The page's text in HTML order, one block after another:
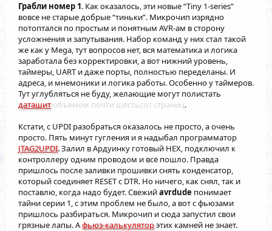
Грабли номер 1. Как оказалось, эти новые “Tiny 1-series”
вовсе не старые добрые “тиньки”. Микрочип изрядно
потоптался по простым и понятным AVR-ам в сторону
усложнения и запутывания. Набор команд у них стал такой
же как у Mega, тут вопросов нет, вся математика и логика
заработала без корректировки, а вот нижний уровень,
таймеры, UART и даже порты, полностью переделаны. И
адреса, и мнемоники и логика работы. Особенно у таймеров.
Тут углубляться не буду, желающие могут полистать
даташитобъёмом почти шестьсот страниц.
Кстати, с UPDI разобраться оказалось не просто, а очень
просто. Пять минут гугления и я надыбал программатор
JTAG2UPDI. Залил в Ардуинку готовый HEX, подключил к
контроллеру одним проводом и всё пошло. Правда
пришлось после заливки прошивки снять конденсатор,
который соединяет RESET с DTR. Но ничего, как снял, так и
поставлю, когда надо будет. Свежийavrdude понимает
тайни серии 1, с этим проблем не было, а вот с фьюзами
пришлось разбираться. Микрочип и сюда запустил свои
грязные лапы. Афьюз-калькуляторэтих камней не знает.